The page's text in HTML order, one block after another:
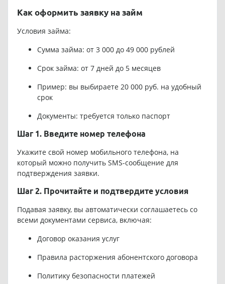
Как оформить заявку на займ
Условия займа:
Сумма займа: от 3 000 до 49 000 рублей
Срок займа: от 7 дней до 5 месяцев
Пример: вы выбираете 20 000 руб. на удобный
срок
Документы: требуется только паспорт
Шаг 1. Введите номер телефона
Укажите свой номер мобильного телефона, на
который можно получить SMS-сообщение для
подтверждения заявки.
Шаг 2. Прочитайте и подтвердите условия
Подавая заявку, вы автоматически соглашаетесь со
всеми документами сервиса, включая:
Договор оказания услуг
Правила расторжения абонентского договора
Политику безопасности платежей